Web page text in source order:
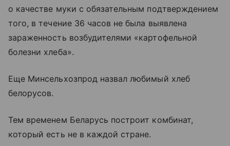
о качестве муки с обязательным подтверждением
того, в течение 36 часов не была выявлена
зараженность возбудителями «картофельной
болезни хлеба».
Еще Минсельхозпрод назвал любимый хлеб
белорусов.
Тем временем Беларусь построит комбинат,
который есть не в каждой стране.